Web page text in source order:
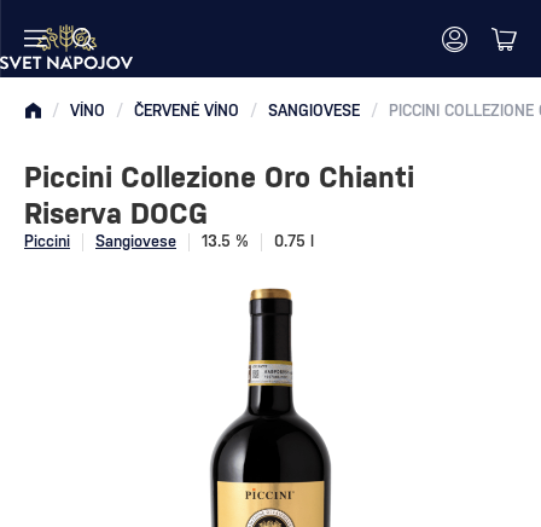
/ VÍNO / ČERVENÉ VÍNO / SANGIOVESE /
Piccini Sangiovese 13.5 % 0.75 l
Piccini Collezione Oro Chianti
Riserva DOCG